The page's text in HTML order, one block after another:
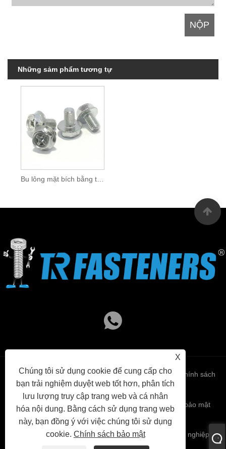
Những sảm phẩm tương tự
Bu lông mặt bích bằng thép không gỉ DIN6921
X
Chúng tôi sử dụng cookie để cung cấp cho
bạn trải nghiệm duyệt web tốt hơn, phân tích
lưu lượng truy cập trang web và cá nhân
hóa nội dung. Bằng cách sử dụng trang web
này, bạn đồng ý với việc chúng tôi sử dụng
cookie. Chính sách bảo mật
Links Sitemap RSS XML Chính sách
bảo mật
Bản quyền © 2023 Công ty TNHH Thương mại Công nghiệp
Hàng Châu TR. Mọi quyền được bảo lưu